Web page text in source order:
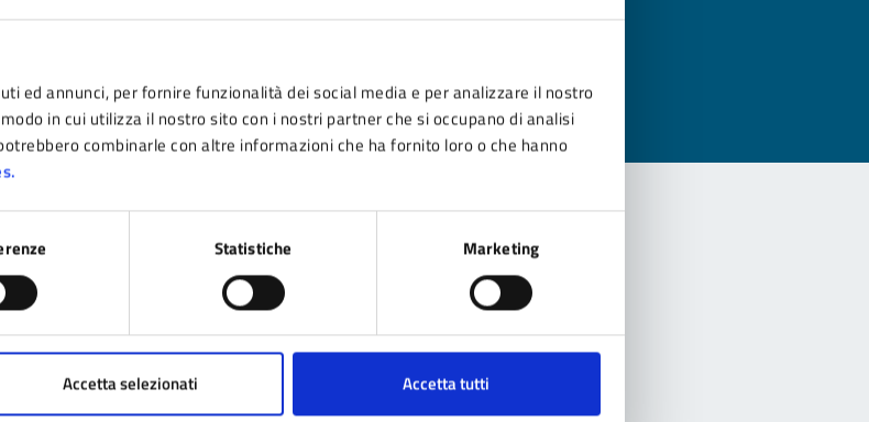
ed annunci, per fornire funzionalità dei social media e per analizzare il nostro
in cui utilizza il nostro sito con i nostri partner che si occupano di analisi
combinarle con altre informazioni che ha fornito loro o che hanno
Statistiche Marketing
Accetta selezionati Accetta tutti
frequenti